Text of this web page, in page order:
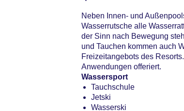
Neben Innen- und
Wasserrutsche alle
der Sinn nach Bewegung
und Tauchen kommen auch
Freizeitangebots des
Anwendungen offeriert.
Wassersport
Tauchschule
Jetski
Wasserski